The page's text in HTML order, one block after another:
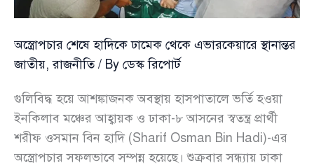
অস্ত্রোপচার শেষে হাদিকে ঢামেক থেকে এভারকেয়ারে স্থানান্তর
জাতীয়,রাজনীতি/ By ডেস্ক রিপোর্ট
গুলিবিদ্ধ হয়ে আশঙ্কাজনক অবস্থায় হাসপাতালে ভর্তি হওয়া
ইনকিলাব মঞ্চের আহ্বায়ক ও ঢাকা-৮ আসনের স্বতন্ত্র প্রার্থী
শরীফ ওসমান বিন হাদি (Sharif Osman Bin Hadi)-এর
অস্ত্রোপচার সফলভাবে সম্পন্ন হয়েছে। শুক্রবার সন্ধ্যায় ঢাকা